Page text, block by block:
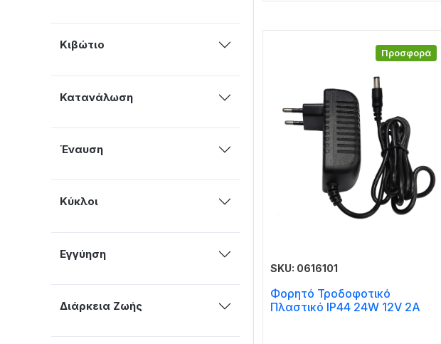
Κιβώτιο
Κατανάλωση
Έναυση
Κύκλοι
Εγγύηση
Διάρκεια Ζωής
Προσφορά
SKU: 0616101
Φορητό Τροδοφοτικό
Πλαστικό IP44 24W 12V 2A